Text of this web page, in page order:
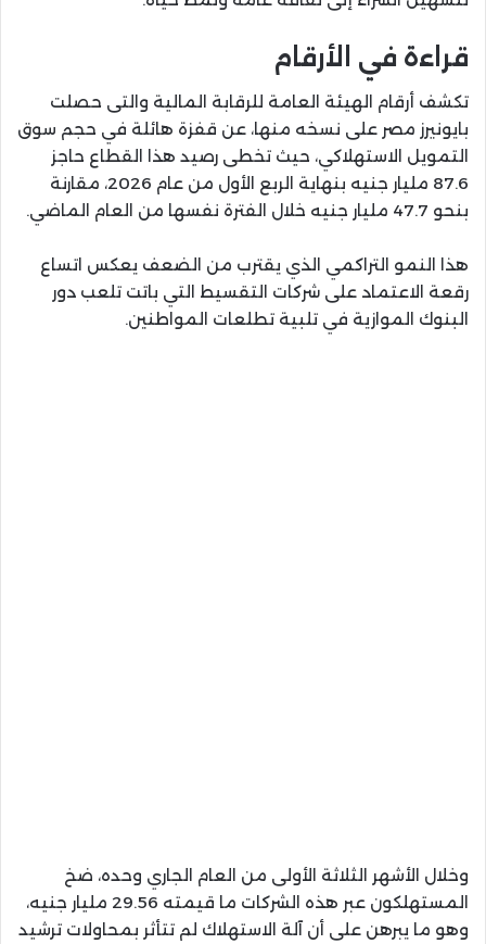
قراءة في الأرقام
تكشف أرقام الهيئة العامة للرقابة المالية والتى حصلت
بايونيرز مصر على نسخه منها، عن قفزة هائلة في حجم سوق
التمويل الاستهلاكي، حيث تخطى رصيد هذا القطاع حاجز
87.6 مليار جنيه بنهاية الربع الأول من عام 2026، مقارنة
بنحو 47.7 مليار جنيه خلال الفترة نفسها من العام الماضي.
هذا النمو التراكمي الذي يقترب من الضعف يعكس اتساع
رقعة الاعتماد على شركات التقسيط التي باتت تلعب دور
البنوك الموازية في تلبية تطلعات المواطنين.
وخلال الأشهر الثلاثة الأولى من العام الجاري وحده، ضخ
المستهلكون عبر هذه الشركات ما قيمته 29.56 مليار جنيه،
وهو ما يبرهن على أن آلة الاستهلاك لم تتأثر بمحاولات ترشيد